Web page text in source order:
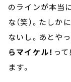
のラインが本当
な（笑）。たし
ないし。あとや
らマイケル！ っ
ます。